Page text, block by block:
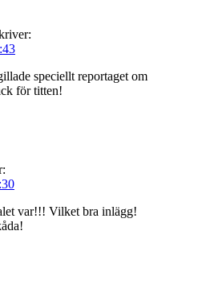
speciellt reportaget om
för titten!
var!!! Vilket bra inlägg!